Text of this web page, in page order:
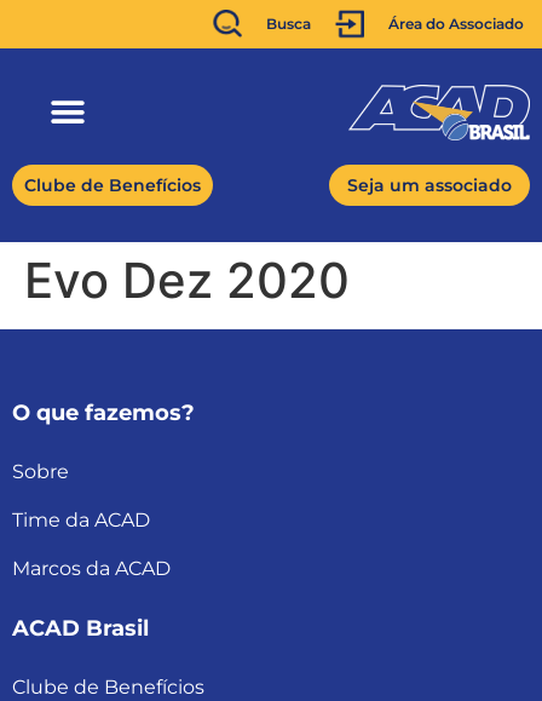
Busca Área do Associado
Clube de Benefícios Seja um associado
Evo Dez 2020
O que fazemos?
Sobre
Time da ACAD
Marcos da ACAD
ACAD Brasil
Clube de Benefícios